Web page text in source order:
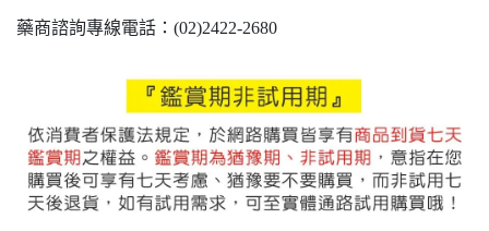
藥商諮詢專線電話：(02)2422-2680